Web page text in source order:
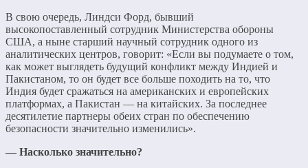
В свою очередь, Линдси Форд, бывший
высокопоставленный сотрудник Министерства обороны
США, а ныне старший научный сотрудник одного из
аналитических центров, говорит: «Если вы подумаете о том,
как может выглядеть будущий конфликт между Индией и
Пакистаном, то он будет все больше походить на то, что
Индия будет сражаться на американских и европейских
платформах, а Пакистан — на китайских. За последнее
десятилетие партнеры обеих стран по обеспечению
безопасности значительно изменились».
— Насколько значительно?